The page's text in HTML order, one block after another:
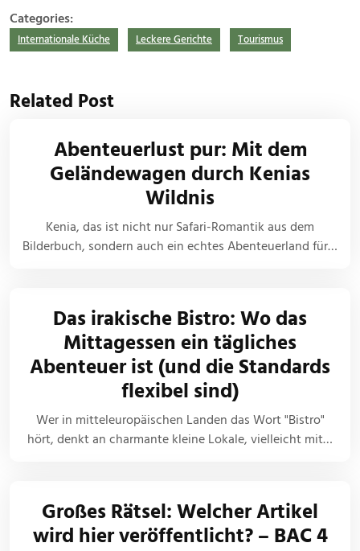
Categories:
Internationale Küche Leckere Gerichte Tourismus
Related Post
Abenteuerlust pur: Mit dem
Geländewagen durch Kenias
Wildnis
Kenia, das ist nicht nur Safari-Romantik aus dem
Bilderbuch, sondern auch ein echtes Abenteuerland für…
Das irakische Bistro: Wo das
Mittagessen ein tägliches
Abenteuer ist (und die Standards
flexibel sind)
Wer in mitteleuropäischen Landen das Wort "Bistro"
hört, denkt an charmante kleine Lokale, vielleicht mit…
Großes Rätsel: Welcher Artikel
wird hier veröffentlicht? – BAC 4